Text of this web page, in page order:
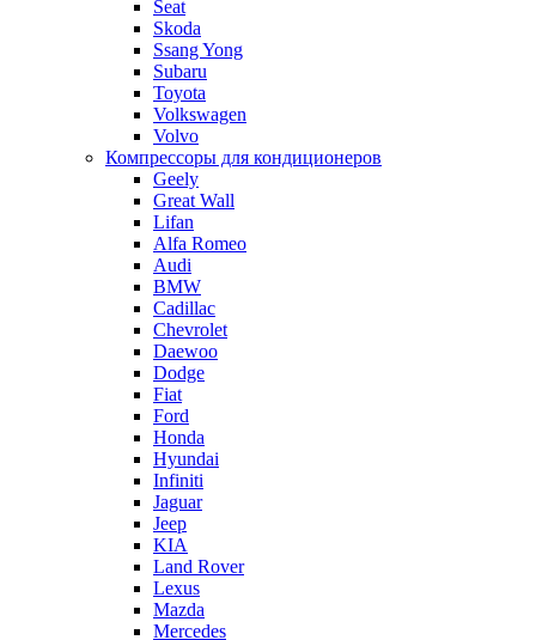
Seat
Skoda
Ssang Yong
Subaru
Toyota
Volkswagen
Volvo
Компрессоры для кондиционеров
Geely
Great Wall
Lifan
Alfa Romeo
Audi
BMW
Cadillac
Chevrolet
Daewoo
Dodge
Fiat
Ford
Honda
Hyundai
Infiniti
Jaguar
Jeep
KIA
Land Rover
Lexus
Mazda
Mercedes